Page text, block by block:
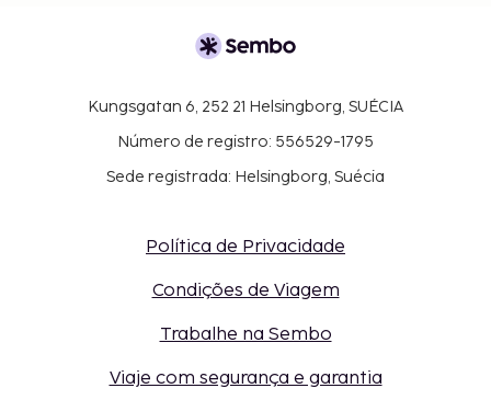
Kungsgatan 6, 252 21 Helsingborg, SUÉCIA
Número de registro: 556529-1795
Sede registrada: Helsingborg, Suécia
Política de Privacidade
Condições de Viagem
Trabalhe na Sembo
Viaje com segurança e garantia